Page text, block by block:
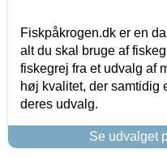
Fiskpåkrogen.dk er en
alt du skal bruge af
fiskegrej fra et udvalg af
høj kvalitet, der samtidig
deres udvalg.
Se udvalget